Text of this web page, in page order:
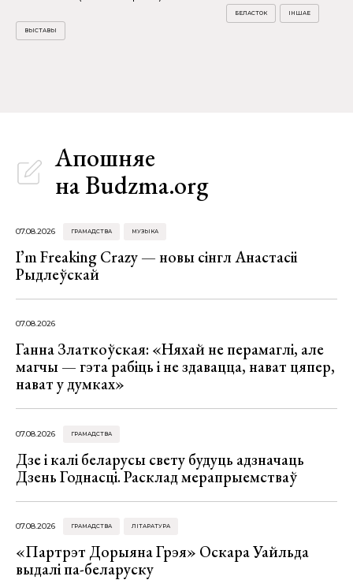
ВЫСТАВЫ
БЕЛАСТОК ІНШАЕ
Апошняе
на Budzma.org
07.08.2026 ГРАМАДСТВА МУЗЫКА
I’m Freaking Crazy — новы сінгл Анастасіі
Рыдлеўскай
07.08.2026
Ганна Златкоўская: «Няхай не перамаглі, але
магчы — гэта рабіць і не здавацца, нават цяпер,
нават у думках»
07.08.2026 ГРАМАДСТВА
Дзе і калі беларусы свету будуць адзначаць
Дзень Годнасці. Расклад мерапрыемстваў
07.08.2026 ГРАМАДСТВА ЛІТАРАТУРА
«Партрэт Дорыяна Грэя» Оскара Уайльда
выдалі па-беларуску